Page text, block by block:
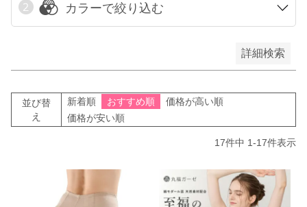
カラーで絞り込む
詳細検索
検索
並び替
え
新着順 おすすめ順
価格が高い順
価格が安い順
17件中 1-17件表示